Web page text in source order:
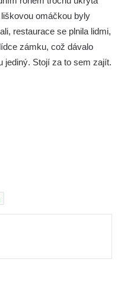
omáčkou byly
restaurace se plnila lidmi,
zámku, což dávalo
jediný. Stojí za to sem zajít.